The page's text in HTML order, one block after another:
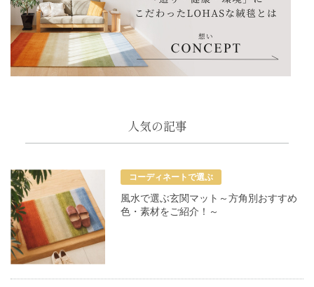
人気の記事
コーディネートで選ぶ
風水で選ぶ玄関マット～方角別おすすめ
色・素材をご紹介！～